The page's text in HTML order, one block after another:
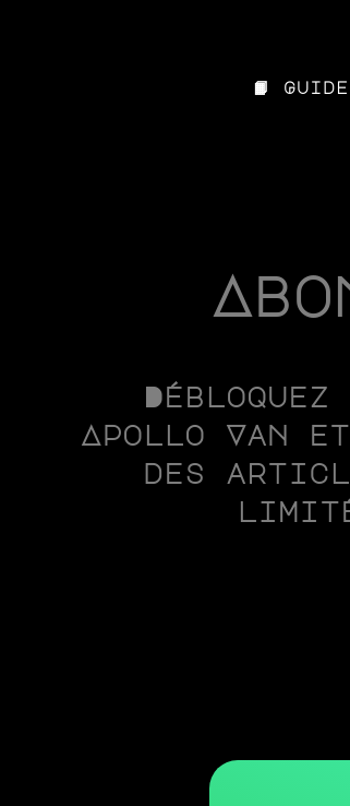
📙 Guide
Apollo Van
des